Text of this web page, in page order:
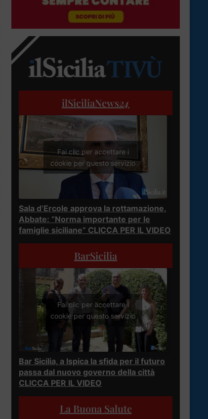
ilSiciliaNews24
Fai clic per accettare i
cookie per questo servizio
Sala d’Ercole approva la rottamazione,
Abbate: “Norma importante per le
famiglie siciliane” CLICCA PER IL VIDEO
BarSicilia
Fai clic per accettare i
cookie per questo servizio
Bar Sicilia, a Ispica la sfida per il futuro
passa dal nuovo governo della città
CLICCA PER IL VIDEO
La Buona Salute